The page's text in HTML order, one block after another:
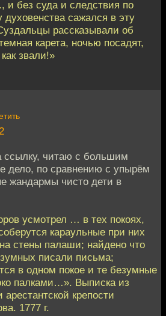
и без суда и следствия по
сажался в эту
рассказывали об
карета, ночью посадят,
звали!»
ссылку, читаю с большим
дело, по сравнению с упырём
жандармы чисто дети в
усмотрел … в тех покоях,
караульные при них
стены палаши; найдено что
писали письма;
в одном покое и те безумные
палками…». Выписка из
крепости
1777 г.